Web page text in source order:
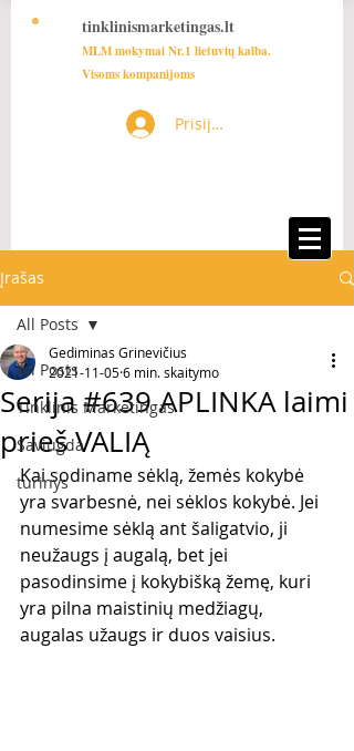
tinklinismarketingas.lt
MLM mokymai Nr.1 lietuvių kalba.
Visoms kompanijoms
Prisijungti
Įrašas
All Posts
Tinklinis Marketingas
Saviugda
turinys
All Posts
Serija #639 APLINKA laimi
prieš VALIĄ
Gediminas Grinevičius
2021-11-056 min. skaitymo
Kai sodiname sėklą, žemės kokybė
yra svarbesnė, nei sėklos kokybė. Jei
numesime sėklą ant šaligatvio, ji
neužaugs į augalą, bet jei
pasodinsime į kokybišką žemę, kuri
yra pilna maistinių medžiagų,
augalas užaugs ir duos vaisius.